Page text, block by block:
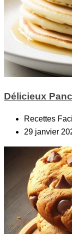
Délicieux
Recettes
29 janvier